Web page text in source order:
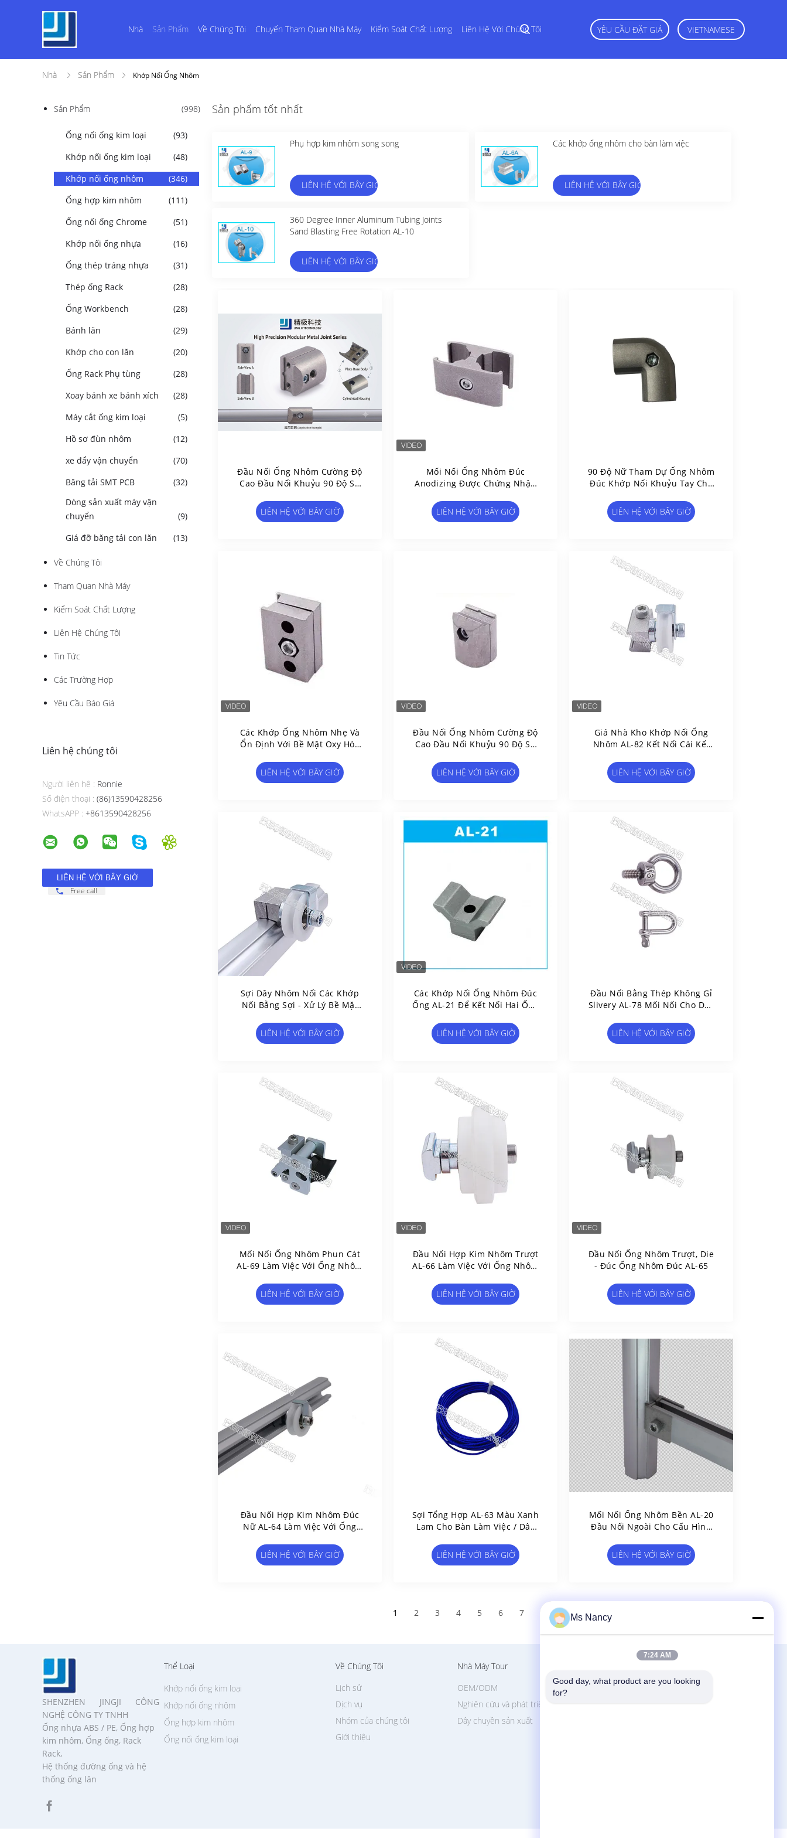
Nhà Sản Phẩm Về Chúng Tôi Chuyến Tham Quan Nhà Máy Kiểm Soát Chất Lượng Liên Hệ Với Chúng Tôi YÊU CẦU ĐẶT GIÁ VIETNAMESE
Nhà Sản Phẩm Khớp Nối Ống Nhôm
Sản Phẩm (998)
Ống nối ống kim loại
(93)
Khớp nối ống kim loại
(48)
Khớp nối ống nhôm
(346)
Ống hợp kim nhôm
(111)
Ống nối ống Chrome
(51)
Khớp nối ống nhựa
(16)
Ống thép tráng nhựa
(31)
Thép ống Rack
(28)
Ống Workbench
(28)
Bánh lăn
(29)
Khớp cho con lăn
(20)
Ống Rack Phụ tùng
(28)
Xoay bánh xe bánh xích
(28)
Máy cắt ống kim loại
(5)
Hồ sơ đùn nhôm
(12)
xe đẩy vận chuyển
(70)
Băng tải SMT PCB
(32)
Dòng sản xuất máy vận
chuyển
(9)
Giá đỡ băng tải con lăn
(13)
Về Chúng Tôi
Tham Quan Nhà Máy
Kiểm Soát Chất Lượng
Liên Hệ Chúng Tôi
Tin Tức
Các Trường Hợp
Yêu Cầu Báo Giá
Liên hệ chúng tôi
Người liên hệ : Ronnie
Số điện thoại : (86)13590428256
WhatsAPP : +8613590428256
Free call
Sản phẩm tốt nhất
Phụ hợp kim nhôm song song
LIÊN HỆ VỚI BÂY GIỜ
Các khớp ống nhôm cho bàn làm việc
LIÊN HỆ VỚI BÂY GIỜ
360 Degree Inner Aluminum Tubing Joints
Sand Blasting Free Rotation AL-10
LIÊN HỆ VỚI BÂY GIỜ
Đầu Nối Ống Nhôm Cường Độ
Cao Đầu Nối Khuỷu 90 Độ Sử
LIÊN HỆ VỚI BÂY GIỜ
Mối Nối Ống Nhôm Đúc
Anodizing Được Chứng Nhận
Nạc Và Máy Trạm Công
Nghiệp
LIÊN HỆ VỚI BÂY GIỜ
90 Độ Nữ Tham Dự Ống Nhôm
Đúc Khớp Nối Khuỷu Tay Cho
LIÊN HỆ VỚI BÂY GIỜ
Các Khớp Ống Nhôm Nhẹ Và
Ổn Định Với Bề Mặt Oxy Hóa
Làm Việc, Trạm Làm Việc Và
Công Nghiệp
LIÊN HỆ VỚI BÂY GIỜ
Đầu Nối Ống Nhôm Cường Độ
Cao Đầu Nối Khuỷu 90 Độ Sử
LIÊN HỆ VỚI BÂY GIỜ
Giá Nhà Kho Khớp Nối Ống
Nhôm AL-82 Kết Nối Cái Kết
LIÊN HỆ VỚI BÂY GIỜ
Sợi Dây Nhôm Nối Các Khớp
Nối Bằng Sợi - Xử Lý Bề Mặt
LIÊN HỆ VỚI BÂY GIỜ
Các Khớp Nối Ống Nhôm Đúc
Ống AL-21 Để Kết Nối Hai Ống
LIÊN HỆ VỚI BÂY GIỜ
Đầu Nối Bằng Thép Không Gỉ
Slivery AL-78 Mối Nối Cho Dây
LIÊN HỆ VỚI BÂY GIỜ
Mối Nối Ống Nhôm Phun Cát
AL-69 Làm Việc Với Ống Nhôm
LIÊN HỆ VỚI BÂY GIỜ
Đầu Nối Hợp Kim Nhôm Trượt
AL-66 Làm Việc Với Ống Nhôm
LIÊN HỆ VỚI BÂY GIỜ
Đầu Nối Ống Nhôm Trượt, Die
- Đúc Ống Nhôm Đúc AL-65
LIÊN HỆ VỚI BÂY GIỜ
Đầu Nối Hợp Kim Nhôm Đúc
Nữ AL-64 Làm Việc Với Ống
LIÊN HỆ VỚI BÂY GIỜ
Sợi Tổng Hợp AL-63 Màu Xanh
Lam Cho Bàn Làm Việc / Dây
Cần
LIÊN HỆ VỚI BÂY GIỜ
Mối Nối Ống Nhôm Bền AL-20
Đầu Nối Ngoài Cho Cấu Hình
LIÊN HỆ VỚI BÂY GIỜ
1 2 3 4 5 6 7 >
SHENZHEN JINGJI CÔNG
NGHỆ CÔNG TY TNHH
Ống nhựa ABS / PE, Ống hợp
kim nhôm, Ống ống, Rack
Rack,
Hệ thống đường ống và hệ
thống ống lăn
Thể Loại
Ống nối ống kim loại
Khớp nối ống kim loại
Khớp nối ống nhôm
Ống hợp kim nhôm
Về Chúng Tôi
Giới thiệu
Lịch sử
Dịch vụ
Nhóm của chúng tôi
Nhà Máy Tour
Dây chuyền sản xuất
OEM/ODM
Nghiên cứu và phát triển
Shenzhen Jingji Technology Co., Ltd.
Ms Nancy
7:24 AM
Good day, what product are you looking
for?